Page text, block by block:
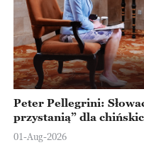
Peter Pellegrini:
przystanią” dla
Europejskiej
01-Aug-2026